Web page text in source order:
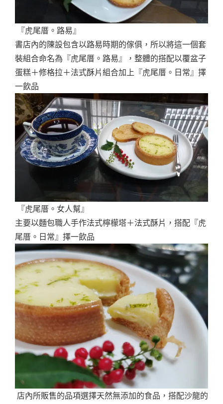
『虎尾厝。路易』
書店內的陳設包含以路易時期的傢俱，所以將這一個套
裝組合命名為『虎尾厝。路易』，整體的搭配以覆盆子
蛋糕＋修格拉＋法式酥片組合加上『虎尾厝。日常』擇
一飲品
『虎尾厝。女人幫』
主要以麵包職人手作法式檸檬塔＋法式酥片，搭配『虎
尾厝。日常』擇一飲品
店內所販售的品項選擇天然無添加的食品，搭配沙龍的